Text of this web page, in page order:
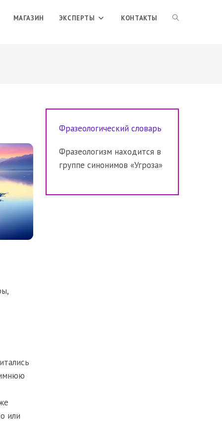
МАГАЗИН ЭКСПЕРТЫ КОНТАКТЫ ПЕРЕКЛЮЧИТЬ
или
Фразеологический словарь
Фразеологизм находится в
группе синонимов «Угроза»